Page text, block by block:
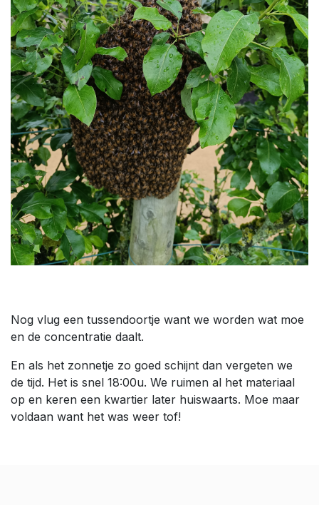
Nog vlug een tussendoortje want we worden wat moe
en de concentratie daalt.
En als het zonnetje zo goed schijnt dan vergeten we
de tijd. Het is snel 18:00u. We ruimen al het materiaal
op en keren een kwartier later huiswaarts. Moe maar
voldaan want het was weer tof!